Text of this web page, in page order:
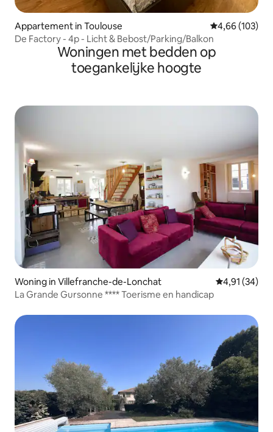
Appartement in Toulouse Gemiddelde
4,66 (103)
De Factory - 4p - Licht & Bebost/Parking/Balkon
Woningen met bedden op
toegankelijke hoogte
Woning in Villefranche-de-Lonchat Gemiddelde
4,91 (34)
La Grande Gursonne **** Toerisme en handicap